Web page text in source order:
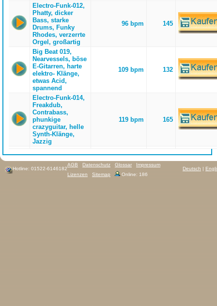
Electro-Funk-012,
Phatty, dicker
Bass, starke
Drums, Funky
Rhodes, verzerrte
Orgel, großartig
96 bpm 145
Big Beat 019,
Nearvessels, böse
E-Gitarren, harte
elektro- Klänge,
etwas Acid,
spannend
109 bpm 132
Electro-Funk-014,
Freakdub,
Contrabass,
phunkige
crazyguitar, helle
Synth-Klänge,
Jazzig
119 bpm 165
Hotline: 01522-6146182 Deutsch |
AGB Datenschutz Glossar
Impressum
Lizenzen
Sitemap Online: 186